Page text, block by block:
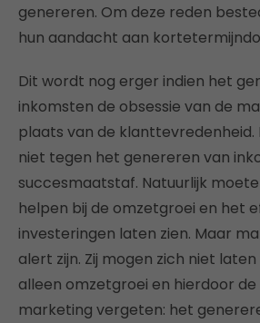
genereren. Om deze reden
hun aandacht aan
Dit wordt nog erger indien het
inkomsten de obsessie van de
plaats van de klanttevredenheid.
niet tegen het genereren van
succesmaatstaf. Natuurlijk
helpen bij de omzetgroei en het
investeringen laten zien. Maar
alert zijn. Zij mogen zich niet
alleen omzetgroei en hierdoor
marketing vergeten: het